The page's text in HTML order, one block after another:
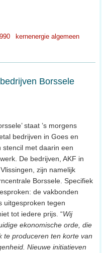
kernenergie algemeen
Borssele
staat ’s morgens
bedrijven in Goes en
stencil met daarin een
De bedrijven, AKF in
zijn namelijk
Borssele. Specifiek
de vakbonden
uitgesproken tegen
tot iedere prijs. “Wij
ekonomische orde, die
te produceren ten korte van
Nieuwe initiatieven